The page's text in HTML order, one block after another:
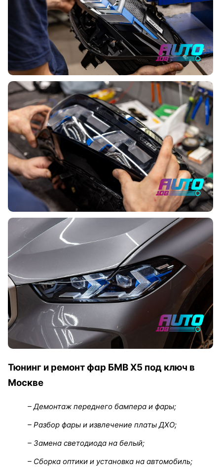
Тюнинг и ремонт фар БМВ Х5 под ключ в
Москве
– Демонтаж переднего бампера и фары;
– Разбор фары и извлечение платы ДХО;
– Замена светодиода на белый;
– Сборка оптики и установка на автомобиль;